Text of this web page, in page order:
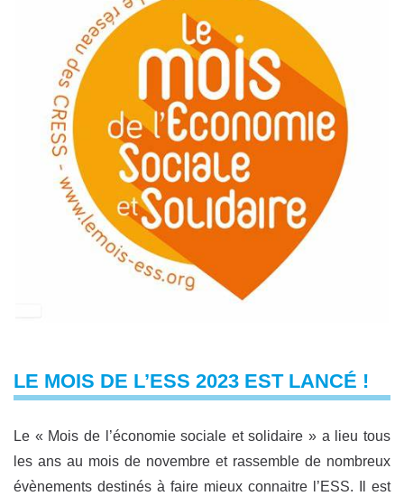
LE MOIS DE L’ESS 2023 EST LANCÉ !
Le « Mois de l’économie sociale et solidaire » a lieu tous
les ans au mois de novembre et rassemble de nombreux
évènements destinés à faire mieux connaitre l’ESS. Il est